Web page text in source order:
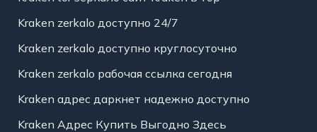
Kraken zerkalo доступно 24/7
Kraken zerkalo доступно круглосуточно
Kraken zerkalo рабочая ссылка сегодня
Kraken адрес даркнет надежно доступно
Kraken Адрес Купить Выгодно Здесь